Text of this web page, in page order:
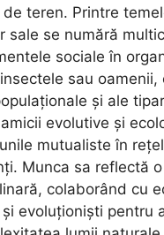
de teren. Printre
sale se numără
sociale în
sau oamenii,
și ale
evolutive și
mutualiste în
Munca sa reflectă
colaborând cu
evoluționiști pentru